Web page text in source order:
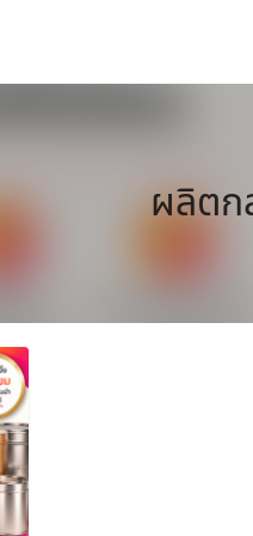
ผลิตก